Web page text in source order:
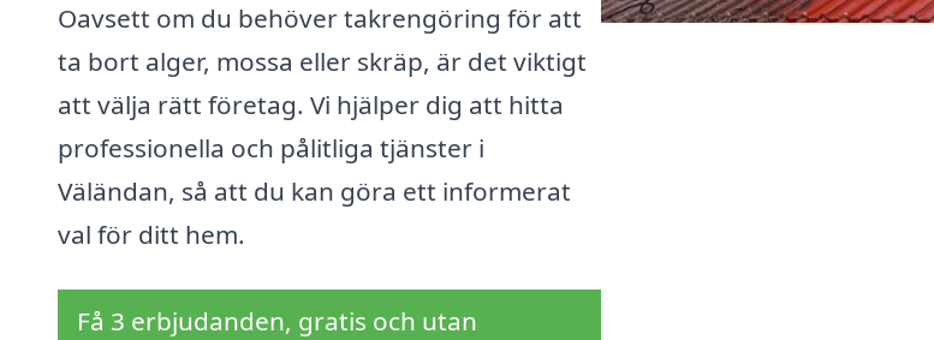
Oavsett om du behöver takrengöring för att
ta bort alger, mossa eller skräp, är det viktigt
att välja rätt företag. Vi hjälper dig att hitta
professionella och pålitliga tjänster i
Väländan, så att du kan göra ett informerat
val för ditt hem.
Få 3 erbjudanden, gratis och utan